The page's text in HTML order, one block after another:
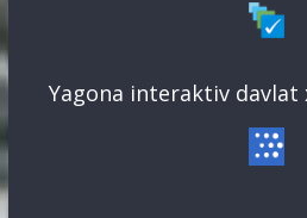
Yagona interaktiv